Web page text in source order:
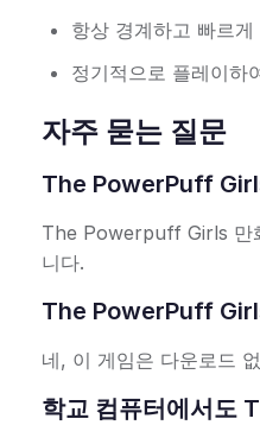
항상 경계하고 빠르
정기적으로 플레이하
자주 묻는 질문
The PowerPuff
The Powerpuff Girls 만
니다.
The PowerPuff
네, 이 게임은 다운로드
학교 컴퓨터에서도